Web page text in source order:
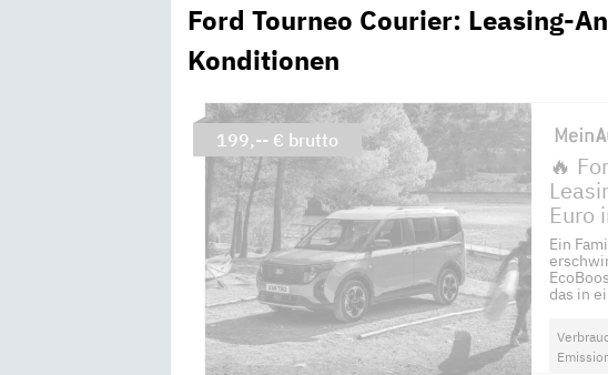
Ford Tourneo Courier: Leasing-
Konditionen
🔥
Euro
Ein
das in
199,-- € brutto